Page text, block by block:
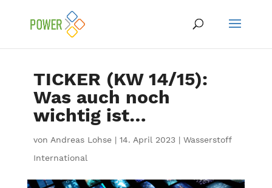
TICKER (KW 14/15):
Was auch noch
wichtig ist…
von Andreas Lohse| 14. April 2023| Wasserstoff
International